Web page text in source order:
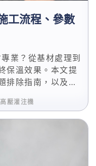
工流程、參數
業？從基材處理到
保溫效果。本文提
排除指南，以及溫
壓灌注機